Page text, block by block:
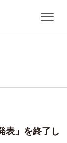
表」を終了し